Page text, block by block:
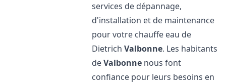
services de dépannage,
d'installation et de maintenance
pour votre chauffe eau de
DietrichValbonne. Les habitants
deValbonne nous font
confiance pour leurs besoins en